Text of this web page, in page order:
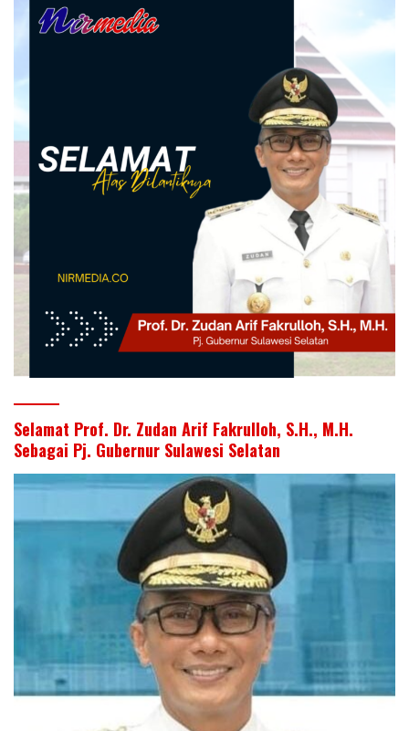
Selamat Prof. Dr. Zudan Arif Fakrulloh, S.H., M.H.
Sebagai Pj. Gubernur Sulawesi Selatan